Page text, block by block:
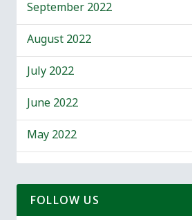
September 2022
August 2022
July 2022
June 2022
May 2022
FOLLOW US